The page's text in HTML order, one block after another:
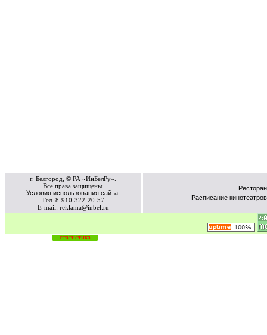
г. Белгород, © РА «ИнБелРу».
Все права защищены.
Условия использования сайта.
Тел. 8-910-322-20-57
E-mail: reklama@inbel.ru
Расписание кинотеатров
статистика